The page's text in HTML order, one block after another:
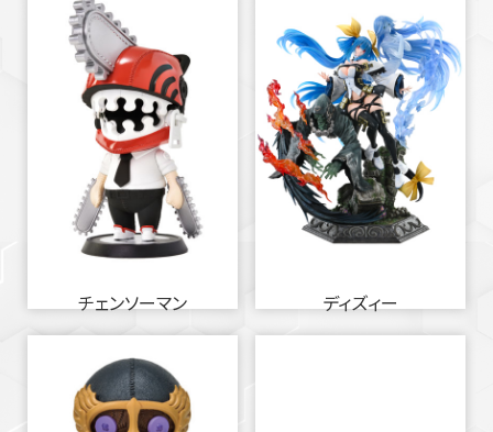
チェンソーマン ディズィー